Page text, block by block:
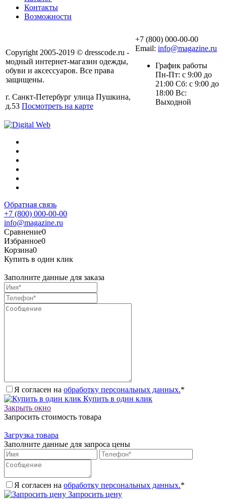
Контакты
Возможности
Copyright 2005-2019 © dresscode.ru -
модный интернет-магазин одежды,
обуви и аксессуаров. Все права
защищены.
г. Санкт-Петербург улица Пушкина,
д.53 Посмотреть на карте
+7 (800) 000-00-00
Email: info@magazine.ru
График работы
Пн-Пт: с 9:00 до
21:00 Сб: с 9:00 до
18:00 Вс:
Выходной
Обратная связь
+7 (800) 000-00-00
info@magazine.ru
Сравнение0
Избранное0
Корзина0
Купить в один клик
Заполните данные для заказа
Я согласен на обработку персональных данных.*
Купить в один клик
Закрыть окно
Запросить стоимость товара
Загрузка товара
Заполните данные для запроса цены
Я согласен на обработку персональных данных.*
Запросить цену